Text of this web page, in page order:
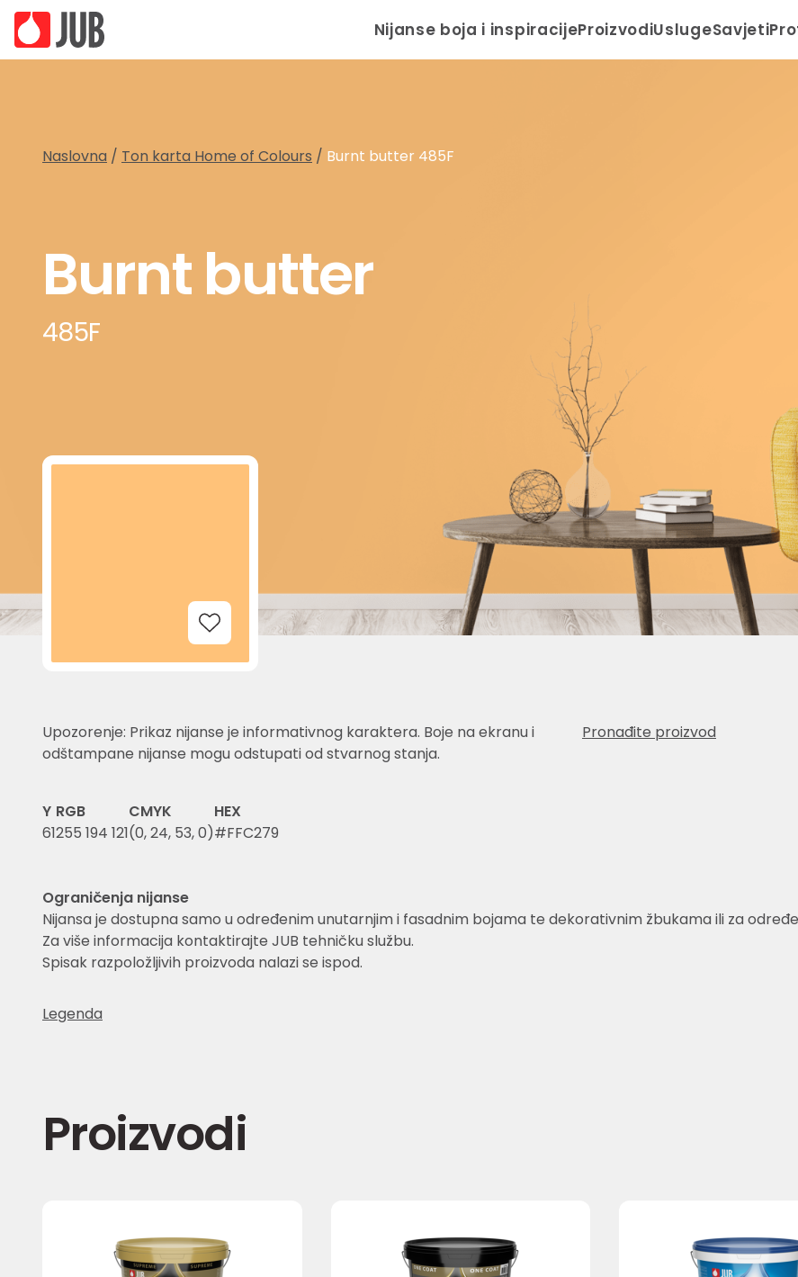
Nijanse boja i inspiracijeProizvodiUslugeSavjeti
Naslovna / Ton karta Home of Colours / Burnt butter 485F
Burnt butter
485F
Add to Wishlist
Upozorenje: Prikaz nijanse je informativnog karaktera. Boje na ekranu i
odštampane nijanse mogu odstupati od stvarnog stanja.
Pronađite proizvod
Y
61
RGB
255 194 121
CMYK
(0, 24, 53, 0)
HEX
#FFC279
Ograničenja nijanse
Nijansa je dostupna samo u određenim unutarnjim i fasadnim bojama te dekorativnim žbukama ili za
Za više informacija kontaktirajte JUB tehničku službu.
Spisak razpoložljivih proizvoda nalazi se ispod.
Legenda
Proizvodi